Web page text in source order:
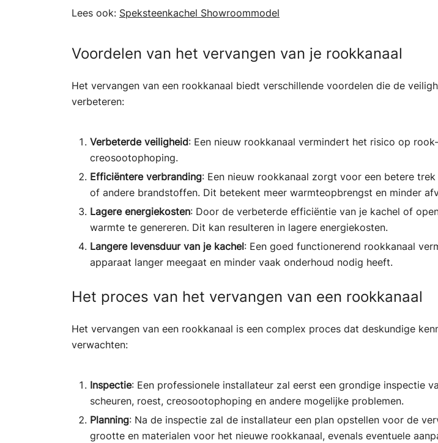
Lees ook: Speksteenkachel Showroommodel
Voordelen van het vervangen van je rookkanaal
Het vervangen van een rookkanaal biedt verschillende voordelen die de
verbeteren:
Verbeterde veiligheid: Een nieuw rookkanaal vermindert het risico op
creosootophoping.
Efficiëntere verbranding: Een nieuw rookkanaal zorgt voor een betere
of andere brandstoffen. Dit betekent meer warmteopbrengst en minder
Lagere energiekosten: Door de verbeterde efficiëntie van je kachel of
warmte te genereren. Dit kan resulteren in lagere energiekosten.
Langere levensduur van je kachel: Een goed functionerend rookkanaal
apparaat langer meegaat en minder vaak onderhoud nodig heeft.
Het proces van het vervangen van een rookkanaal
Het vervangen van een rookkanaal is een complex proces dat deskundige
verwachten:
Inspectie: Een professionele installateur zal eerst een grondige inspectie
scheuren, roest, creosootophoping en andere mogelijke problemen.
Planning: Na de inspectie zal de installateur een plan opstellen voor de
grootte en materialen voor het nieuwe rookkanaal, evenals eventuele